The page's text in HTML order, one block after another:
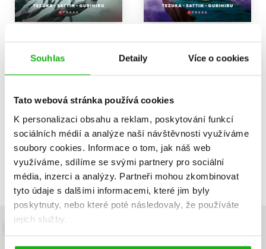
Souhlas Detaily Více o cookies
Tato webová stránka používá cookies
K personalizaci obsahu a reklam, poskytování funkcí
sociálních médií a analýze naší návštěvnosti využíváme
soubory cookies. Informace o tom, jak náš web
využíváme, sdílíme se svými partnery pro sociální
média, inzerci a analýzy. Partneři mohou zkombinovat
tyto údaje s dalšími informacemi, které jim byly
poskytnuty, nebo které poté následovaly, že používáte
jejich služby.
319 Kč 239 Kč299 Kč
Zobraz záznamů
Zobrazuji 1 až 2 z celkem 2 záznamů
Předchozí 1 Další
Budete to vědět jako první!